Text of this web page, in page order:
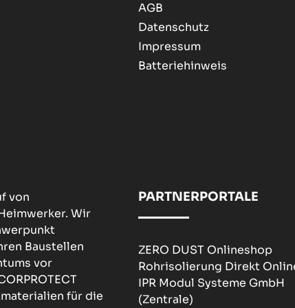
AGB
Datenschutz
Impressum
Batteriehinweis
von
Wir
Baustellen
vor
für die
PARTNERPORTALE
ZERO DUST Onlineshop
Rohrisolierung Direkt
IPR Modul Systeme GmbH
(Zentrale)